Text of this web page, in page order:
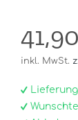
inkl. MwSt.
Lieferung: